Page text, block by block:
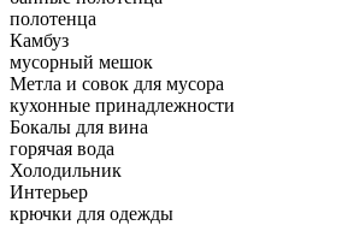
полотенца
Камбуз
мусорный мешок
Метла и совок для мусора
кухонные принадлежности
Бокалы для вина
горячая вода
Холодильник
Интерьер
крючки для одежды